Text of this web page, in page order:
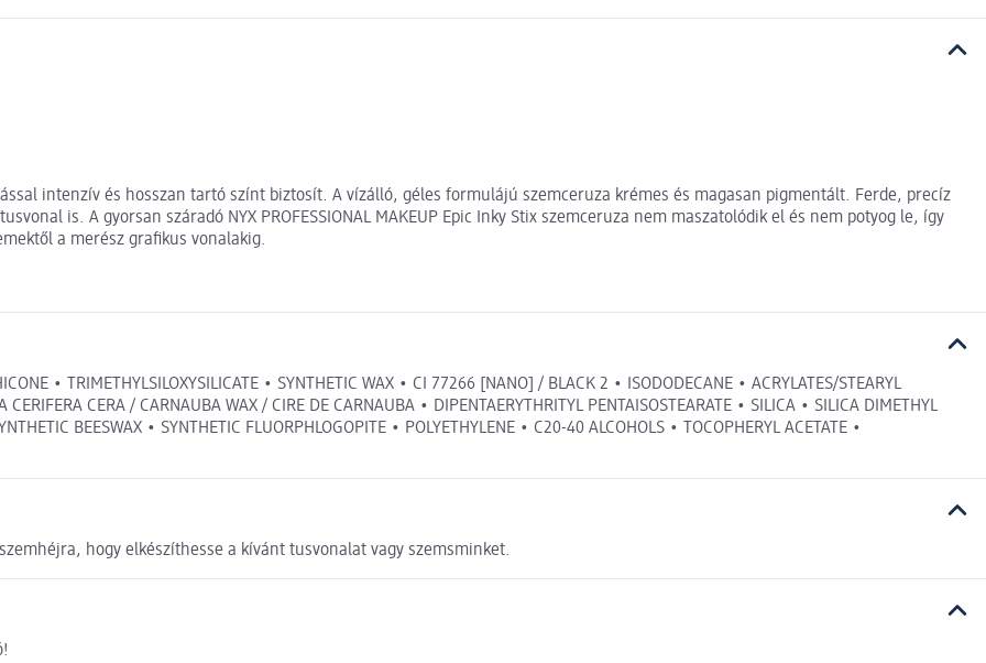
intenzív és hosszan tartó színt biztosít. A vízálló, géles formulájú szemceruza krémes és magasan pigmentált. Ferde, precíz
is. A gyorsan száradó NYX PROFESSIONAL MAKEUP Epic Inky Stix szemceruza nem maszatolódik el és nem potyog le, így
a merész grafikus vonalakig.
• TRIMETHYLSILOXYSILICATE • SYNTHETIC WAX • CI 77266 [NANO] / BLACK 2 • ISODODECANE • ACRYLATES/STEARYL
CERA / CARNAUBA WAX / CIRE DE CARNAUBA • DIPENTAERYTHRITYL PENTAISOSTEARATE • SILICA • SILICA DIMETHYL
BEESWAX • SYNTHETIC FLUORPHLOGOPITE • POLYETHYLENE • C20-40 ALCOHOLS • TOCOPHERYL ACETATE •
hogy elkészíthesse a kívánt tusvonalat vagy szemsminket.